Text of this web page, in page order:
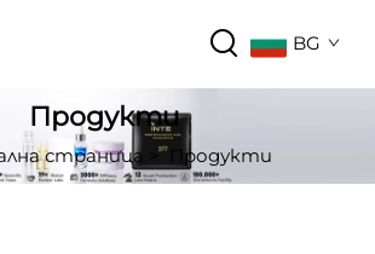
BG
Продукти
страница > Продукти